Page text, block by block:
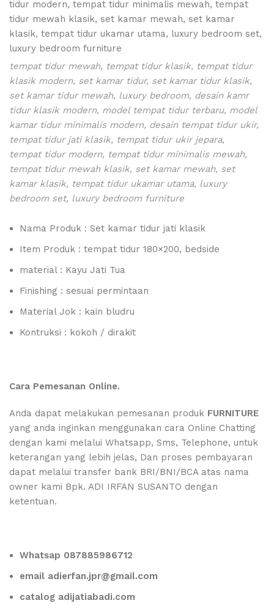
tempat tidur mewah, tempat tidur klasik, tempat tidur
klasik modern, set kamar tidur, set kamar tidur klasik,
set kamar tidur mewah, luxury bedroom, desain kamr
tidur klasik modern, model tempat tidur terbaru, model
kamar tidur minimalis modern, desain tempat tidur ukir,
tempat tidur jati klasik, tempat tidur ukir jepara,
tempat tidur modern, tempat tidur minimalis mewah,
tempat tidur mewah klasik, set kamar mewah, set
kamar klasik, tempat tidur ukamar utama, luxury
bedroom set, luxury bedroom furniture
Nama Produk : Set kamar tidur jati klasik
Item Produk : tempat tidur 180×200, bedside
material : Kayu Jati Tua
Finishing : sesuai permintaan
Material Jok : kain bludru
Kontruksi : kokoh / dirakit
Cara Pemesanan Online.
Anda dapat melakukan pemesanan produk FURNITURE
yang anda inginkan menggunakan cara Online Chatting
dengan kami melalui Whatsapp, Sms, Telephone, untuk
keterangan yang lebih jelas, Dan proses pembayaran
dapat melalui transfer bank BRI/BNI/BCA atas nama
owner kami Bpk. ADI IRFAN SUSANTO dengan
ketentuan.
Whatsap 087885986712
email adierfan.jpr@gmail.com
catalog adijatiabadi.com